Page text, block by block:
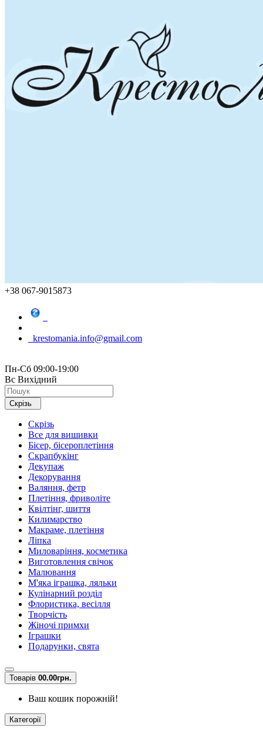
+38 067-9015873
krestomania.info@gmail.com
Пн-Сб 09:00-19:00
Вс Вихідний
Скрізь
Скрізь
Все для вишивки
Бісер, бісероплетіння
Скрапбукінг
Декупаж
Декорування
Валяння, фетр
Плетіння, фриволіте
Квілтінг, шиття
Килимарство
Макраме, плетіння
Ліпка
Миловаріння, косметика
Виготовлення свічок
Малювання
М'яка іграшка, ляльки
Кулінарний розділ
Флористика, весілля
Творчість
Жіночі примхи
Іграшки
Подарунки, свята
Товарів 00.00грн.
Ваш кошик порожній!
Категорії